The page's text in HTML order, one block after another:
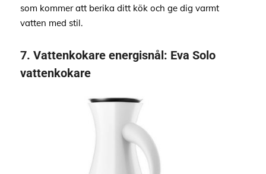
som kommer att berika ditt kök och ge dig varmt
vatten med stil.
7. Vattenkokare energisnål: Eva Solo
vattenkokare